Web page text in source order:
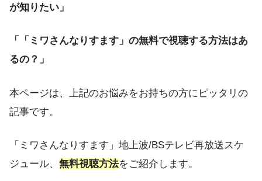
が知りたい」
「「ミワさんなりすます」の無料で視聴する方法はあ
るの？」
本ページは、上記のお悩みをお持ちの方にピッタリの
記事です。
「ミワさんなりすます」地上波/BSテレビ再放送スケ
ジュール、 無料視聴方法をご紹介します。